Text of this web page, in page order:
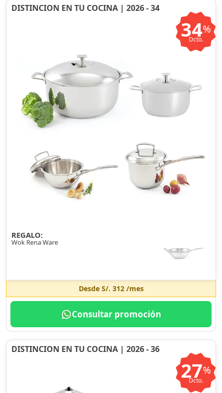
DISTINCION EN TU COCINA | 2026 - 34
34%
Dcto.
REGALO:
Wok Rena Ware
Desde S/. 312/mes
Consultar promoción
DISTINCION EN TU COCINA | 2026 - 36
27%
Dcto.